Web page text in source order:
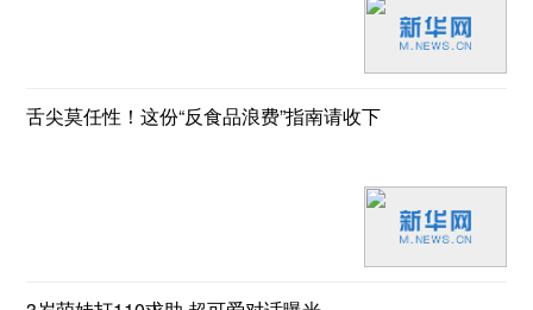
舌尖莫任性！这份“反食品浪费”指南请收下